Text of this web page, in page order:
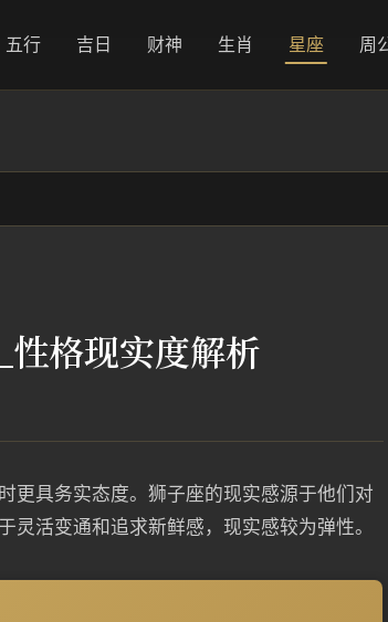
五行 吉日 财神 生肖 星座 周
格现实度解析
更具务实态度。狮子座的现实感源于他们对
活变通和追求新鲜感，现实感较为弹性。